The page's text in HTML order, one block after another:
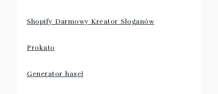
Shopify Darmowy Kreator Sloganów
Prokato
Generator haseł